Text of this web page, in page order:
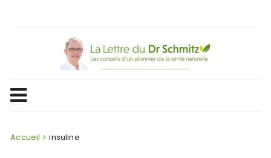
Accueil insuline